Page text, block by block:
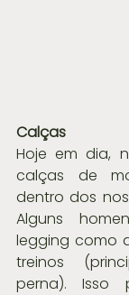
Calças
Hoje em dia,
calças de
dentro dos
Alguns
legging como
treinos
perna).